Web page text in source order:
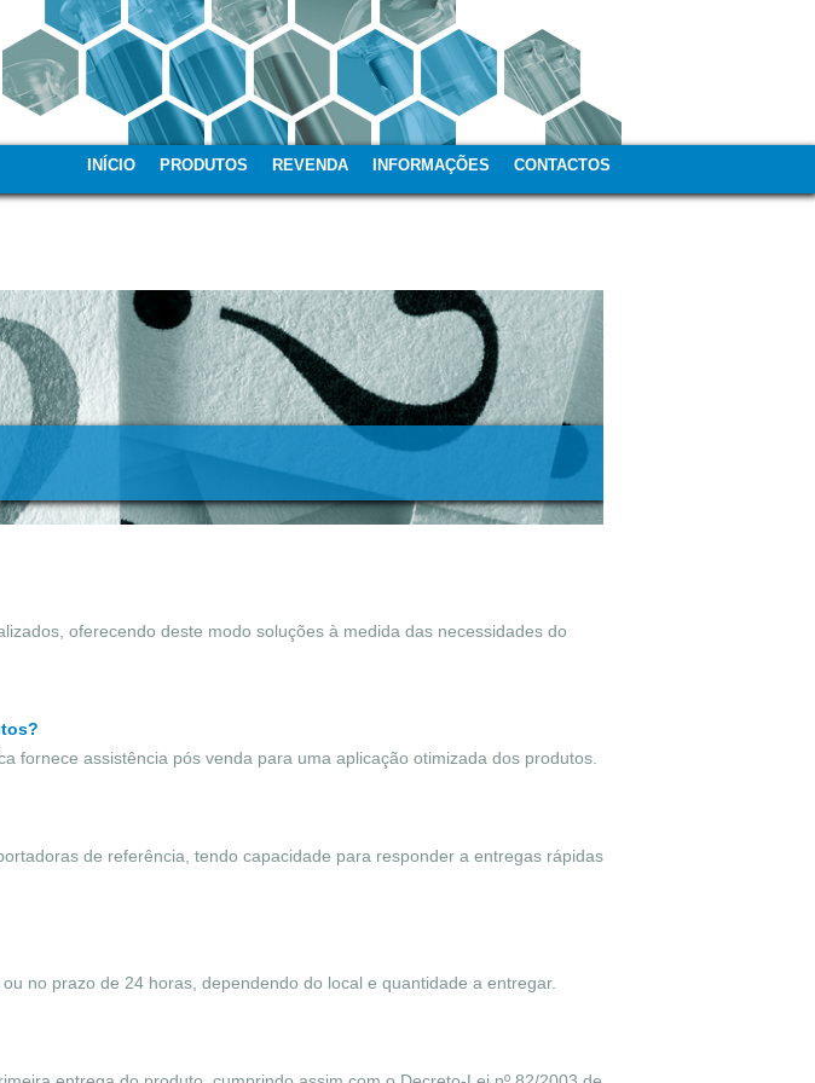
INÍCIO PRODUTOS REVENDA INFORMAÇÕES CONTACTOS
oferecendo deste modo soluções à medida das necessidades do
fornece assistência pós venda para uma aplicação otimizada dos produtos.
de referência, tendo capacidade para responder a entregas rápidas
no prazo de 24 horas, dependendo do local e quantidade a entregar.